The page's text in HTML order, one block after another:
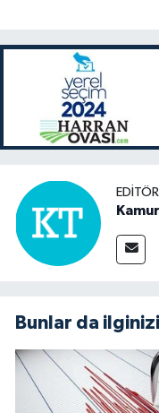
Bunlar da